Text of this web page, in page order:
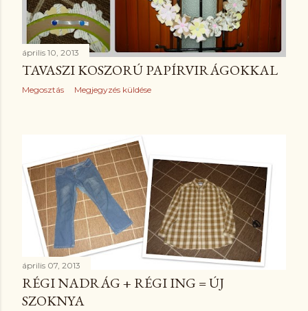
április 10, 2013
TAVASZI KOSZORÚ PAPÍRVIRÁGOKKAL
Megosztás Megjegyzés küldése
április 07, 2013
RÉGI NADRÁG + RÉGI ING = ÚJ
SZOKNYA